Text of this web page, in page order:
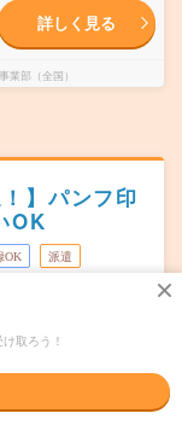
詳しく見る
部（全国）
】パンフ印
OK
OK 派遣
取ろう！